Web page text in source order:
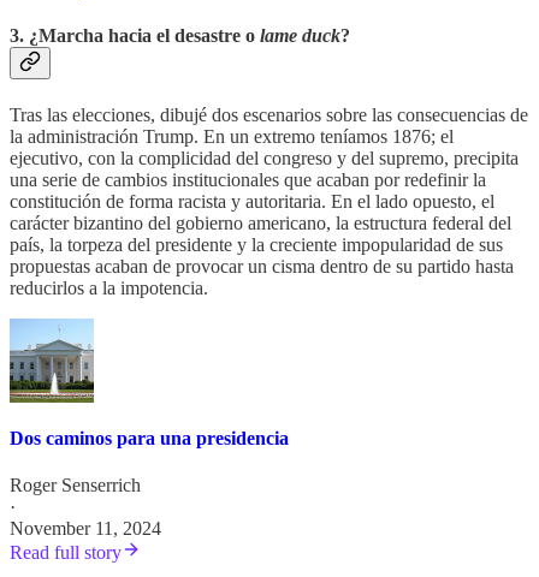
3. ¿Marcha hacia el desastre o lame duck?
Tras las elecciones, dibujé dos escenarios sobre las consecuencias de
la administración Trump. En un extremo teníamos 1876; el
ejecutivo, con la complicidad del congreso y del supremo, precipita
una serie de cambios institucionales que acaban por redefinir la
constitución de forma racista y autoritaria. En el lado opuesto, el
carácter bizantino del gobierno americano, la estructura federal del
país, la torpeza del presidente y la creciente impopularidad de sus
propuestas acaban de provocar un cisma dentro de su partido hasta
reducirlos a la impotencia.
Dos caminos para una presidencia
Roger Senserrich
·
November 11, 2024
Read full story